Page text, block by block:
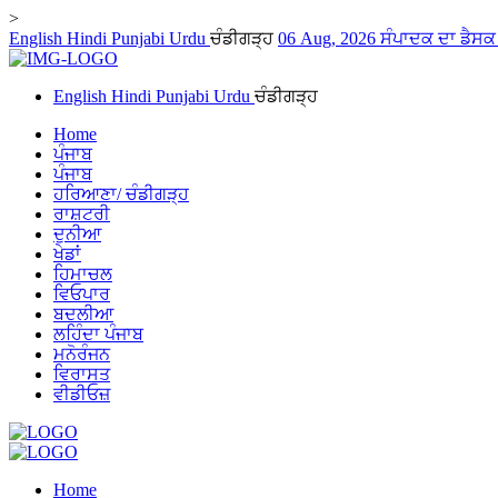
>
English Hindi Punjabi Urdu ਚੰਡੀਗੜ੍ਹ 06 Aug, 2026 ਸੰਪਾਦਕ ਦਾ
English Hindi Punjabi Urdu ਚੰਡੀਗੜ੍ਹ
Home
ਪੰਜਾਬ
ਪੰਜਾਬ
ਹਰਿਆਣਾ/ ਚੰਡੀਗੜ੍ਹ
ਰਾਸ਼ਟਰੀ
ਦੁਨੀਆ
ਖੇਡਾਂ
ਹਿਮਾਚਲ
ਵਿਓਪਾਰ
ਬਦਲੀਆ
ਲਹਿੰਦਾ ਪੰਜਾਬ
ਮਨੋਰੰਜਨ
ਵਿਰਾਸਤ
ਵੀਡੀਓਜ਼
Home